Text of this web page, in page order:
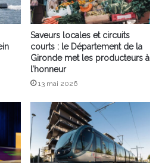
Saveurs locales et circuits
courts : le Département de la
Gironde met les producteurs à
l’honneur
13 mai 2026